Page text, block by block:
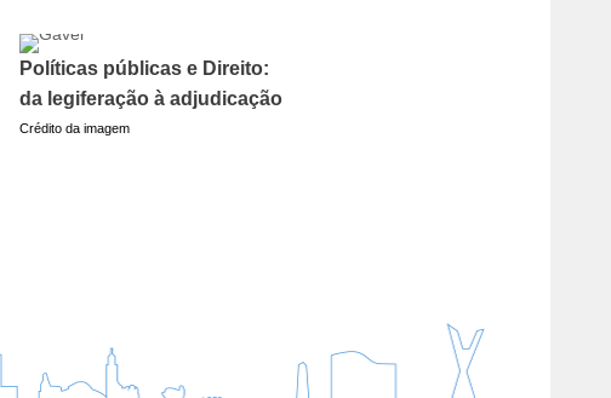
Políticas públicas e Direito:
da legiferação à adjudicação
Crédito da imagem